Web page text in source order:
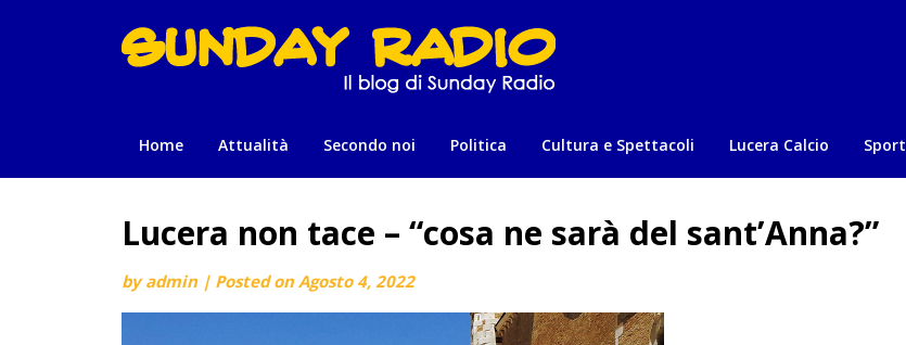
Home Attualità Secondo noi Politica Cultura e Spettacoli Lucera Calcio Sport
Lucera non tace – “cosa ne sarà del sant’Anna?”
byadmin | Posted onAgosto 4, 2022